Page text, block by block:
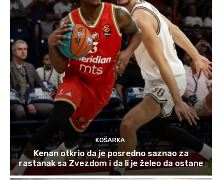
KOŠARKA
Kenan otkrio da je posredno saznao za
rastanak sa Zvezdom i da li je želeo da ostane